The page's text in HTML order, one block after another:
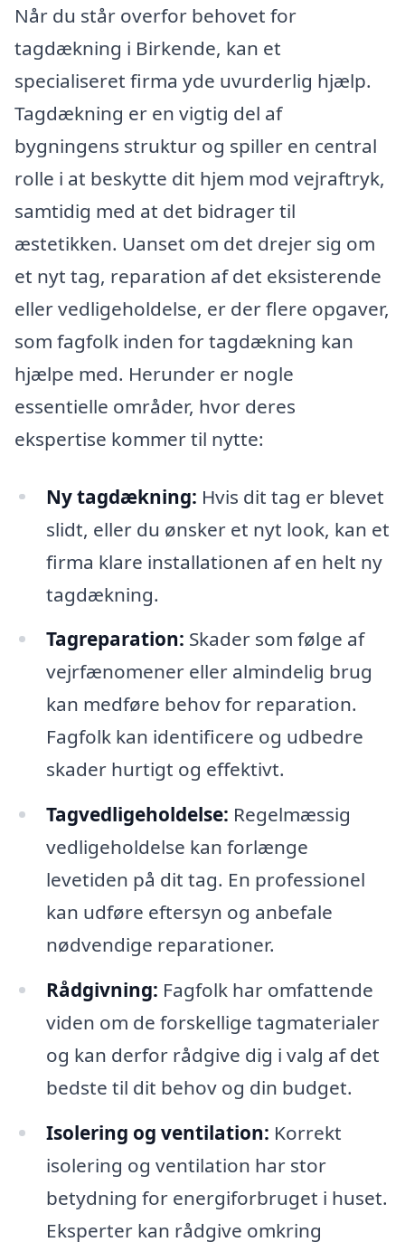
Når du står overfor behovet for
tagdækning i Birkende, kan et
specialiseret firma yde uvurderlig hjælp.
Tagdækning er en vigtig del af
bygningens struktur og spiller en central
rolle i at beskytte dit hjem mod vejraftryk,
samtidig med at det bidrager til
æstetikken. Uanset om det drejer sig om
et nyt tag, reparation af det eksisterende
eller vedligeholdelse, er der flere opgaver,
som fagfolk inden for tagdækning kan
hjælpe med. Herunder er nogle
essentielle områder, hvor deres
ekspertise kommer til nytte:
Ny tagdækning: Hvis dit tag er blevet
slidt, eller du ønsker et nyt look, kan et
firma klare installationen af en helt ny
tagdækning.
Tagreparation: Skader som følge af
vejrfænomener eller almindelig brug
kan medføre behov for reparation.
Fagfolk kan identificere og udbedre
skader hurtigt og effektivt.
Tagvedligeholdelse: Regelmæssig
vedligeholdelse kan forlænge
levetiden på dit tag. En professionel
kan udføre eftersyn og anbefale
nødvendige reparationer.
Rådgivning: Fagfolk har omfattende
viden om de forskellige tagmaterialer
og kan derfor rådgive dig i valg af det
bedste til dit behov og din budget.
Isolering og ventilation: Korrekt
isolering og ventilation har stor
betydning for energiforbruget i huset.
Eksperter kan rådgive omkring